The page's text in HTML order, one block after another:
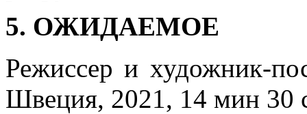
5. ОЖИДАЕМОЕ
Режиссер и художник-
Швеция, 2021, 14 мин 30